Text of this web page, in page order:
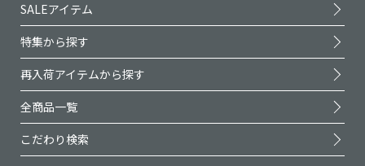
SALEアイテム
特集から探す
再入荷アイテムから探す
全商品一覧
こだわり検索